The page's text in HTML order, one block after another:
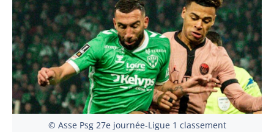
© Asse Psg 27e journée-Ligue 1 classement